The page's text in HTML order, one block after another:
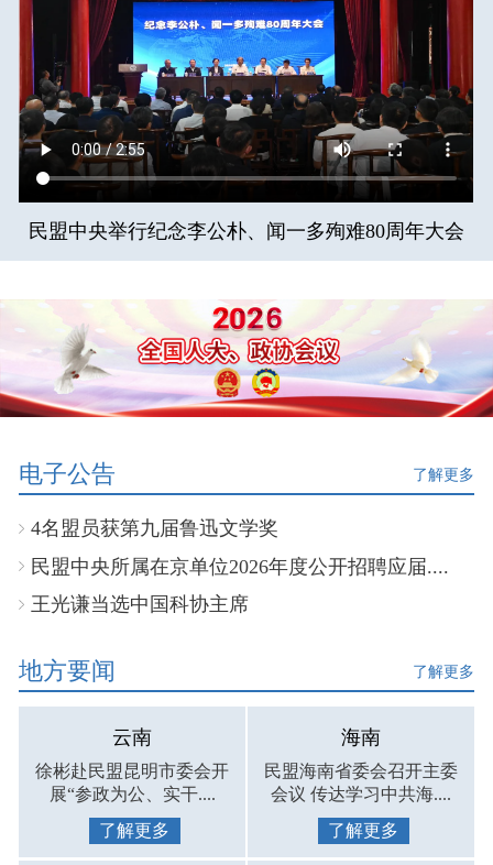
民盟中央举行纪念李公朴、闻一多殉难80周年大会
电子公告 了解更多
4名盟员获第九届鲁迅文学奖
民盟中央所属在京单位2026年度公开招聘应届....
王光谦当选中国科协主席
地方要闻 了解更多
云南
徐彬赴民盟昆明市委会开
展“参政为公、实干....
了解更多
海南
民盟海南省委会召开主委
会议 传达学习中共海....
了解更多